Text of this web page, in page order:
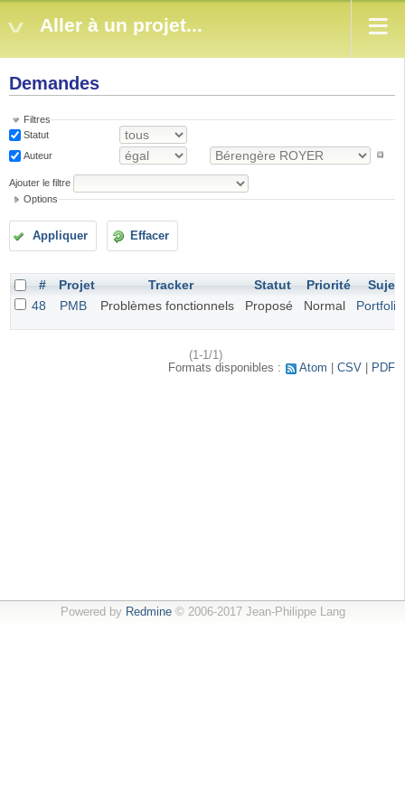
Aller à un projet...
Demandes
Filtres
Statut
Auteur
Ajouter le filtre
Options
Appliquer Effacer
# Projet Tracker Statut Priorité
Sujet
48
PMB Problèmes fonctionnels Proposé Normal Portfolio
(1-1/1)
Formats disponibles :
Atom CSV PDF
Powered by Redmine© 2006-2017 Jean-Philippe Lang